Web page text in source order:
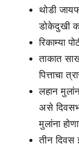
थोडी
डोकेदुखी
रिकाम्या
ताकात
पित्ताचा
लहान
असे
मुलांना
तीन दिवस